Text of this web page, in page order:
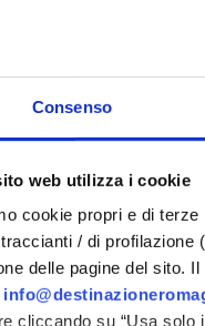
Consenso
web utilizza i cookie
cookie propri e di
/ di profilazione
delle pagine del sito.
cliccando su “Usa
Besuch dieses
des Felsens aus